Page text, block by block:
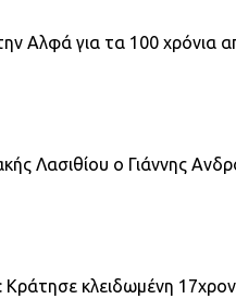
Αλφά για τα 100
Λασιθίου ο Γιάννης
κλειδωμένη